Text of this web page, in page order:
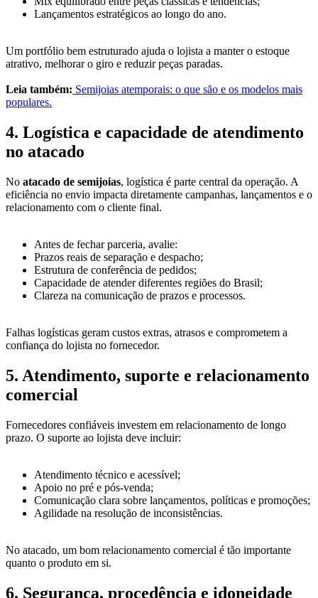
Lançamentos estratégicos ao longo do ano.
Um portfólio bem estruturado ajuda o lojista a manter o estoque
atrativo, melhorar o giro e reduzir peças paradas.
Leia também: Semijoias atemporais: o que são e os modelos mais
populares.
4. Logística e capacidade de atendimento
no atacado
No atacado de semijoias, logística é parte central da operação. A
eficiência no envio impacta diretamente campanhas, lançamentos e o
relacionamento com o cliente final.
Antes de fechar parceria, avalie:
Prazos reais de separação e despacho;
Estrutura de conferência de pedidos;
Capacidade de atender diferentes regiões do Brasil;
Clareza na comunicação de prazos e processos.
Falhas logísticas geram custos extras, atrasos e comprometem a
confiança do lojista no fornecedor.
5. Atendimento, suporte e relacionamento
comercial
Fornecedores confiáveis investem em relacionamento de longo
prazo. O suporte ao lojista deve incluir:
Atendimento técnico e acessível;
Apoio no pré e pós-venda;
Comunicação clara sobre lançamentos, políticas e promoções;
Agilidade na resolução de inconsistências.
No atacado, um bom relacionamento comercial é tão importante
quanto o produto em si.
6. Segurança, procedência e idoneidade